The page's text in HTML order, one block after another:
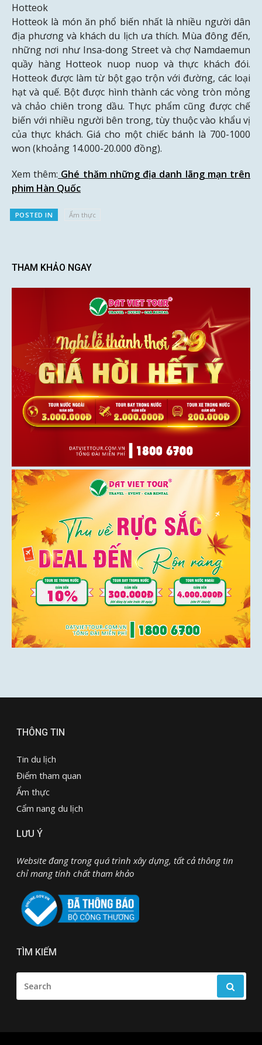
Hotteok
Hotteok là món ăn phổ biến nhất là nhiều người dân
địa phương và khách du lịch ưa thích. Mùa đông đến,
những nơi như Insa-dong Street và chợ Namdaemun
quầy hàng Hotteok nuop nuop và thực khách đói.
Hotteok được làm từ bột gạo trộn với đường, các loại
hạt và quế. Bột được hình thành các vòng tròn mỏng
và chảo chiên trong dầu. Thực phẩm cũng được chế
biến với nhiều người bên trong, tùy thuộc vào khẩu vị
của thực khách. Giá cho một chiếc bánh là 700-1000
won (khoảng 14.000-20.000 đồng).
Xem thêm: Ghé thăm những địa danh lãng mạn trên
phim Hàn Quốc
POSTED IN Ẩm thực
THAM KHẢO NGAY
THÔNG TIN
Tin du lịch
Điểm tham quan
Ẩm thực
Cẩm nang du lịch
LƯU Ý
Website đang trong quá trình xây dựng, tất cả thông tin
chỉ mang tính chất tham khảo
TÌM KIẾM
FOR: